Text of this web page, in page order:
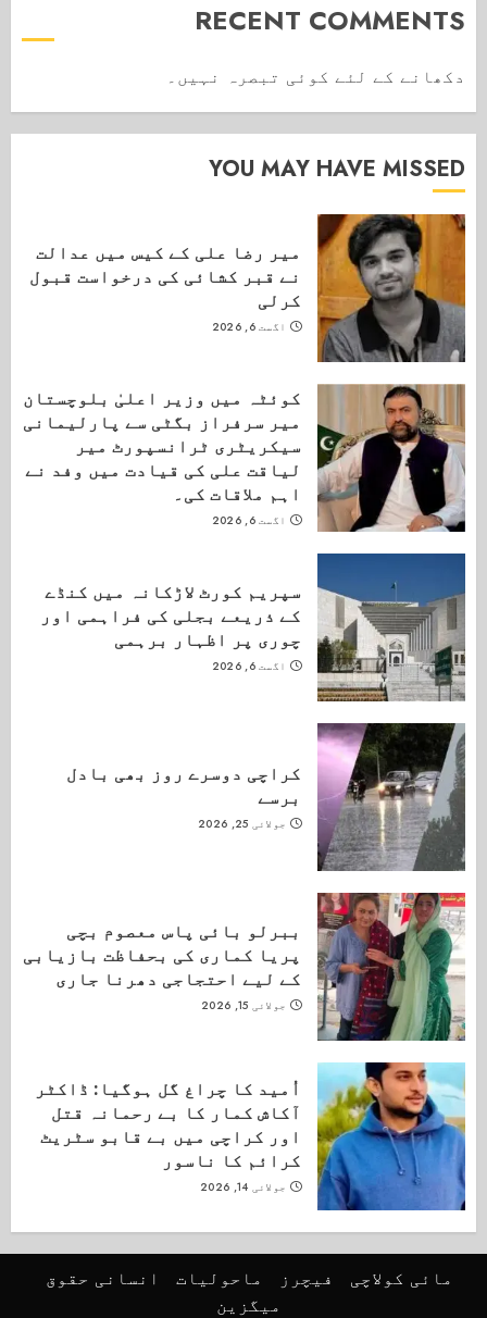
RECENT COMMENTS
دکھانے کے لئے کوئی تبصرہ نہیں۔
YOU MAY HAVE MISSED
میر رضا علی کے کیس میں عدالت
نے قبر کشائی کی درخواست قبول
کرلی
اگست 6, 2026
کوئٹہ میں وزیر اعلیٰ بلوچستان
میر سرفراز بگٹی سے پارلیمانی
سیکریٹری ٹرانسپورٹ میر
لیاقت علی کی قیادت میں وفد نے
اہم ملاقات کی۔
اگست 6, 2026
سپریم کورٹ لاڑکانہ میں کنڈے
کے ذریعے بجلی کی فراہمی اور
چوری پر اظہار برہمی
اگست 6, 2026
کراچی دوسرے روز بھی بادل
برسے
جولائی 25, 2026
ببرلو بائی پاس معصوم بچی
پریا کماری کی بحفاظت بازیابی
کے لیے احتجاجی دھرنا جاری
جولائی 15, 2026
اُمید کا چراغ گل ہوگیا: ڈاکٹر
آکاش کمار کا بے رحمانہ قتل
اور کراچی میں بے قابو سٹریٹ
کرائم کا ناسور
جولائی 14, 2026
مائی کولاچی فیچرز ماحولیات
انسانی حقوق
میگزین